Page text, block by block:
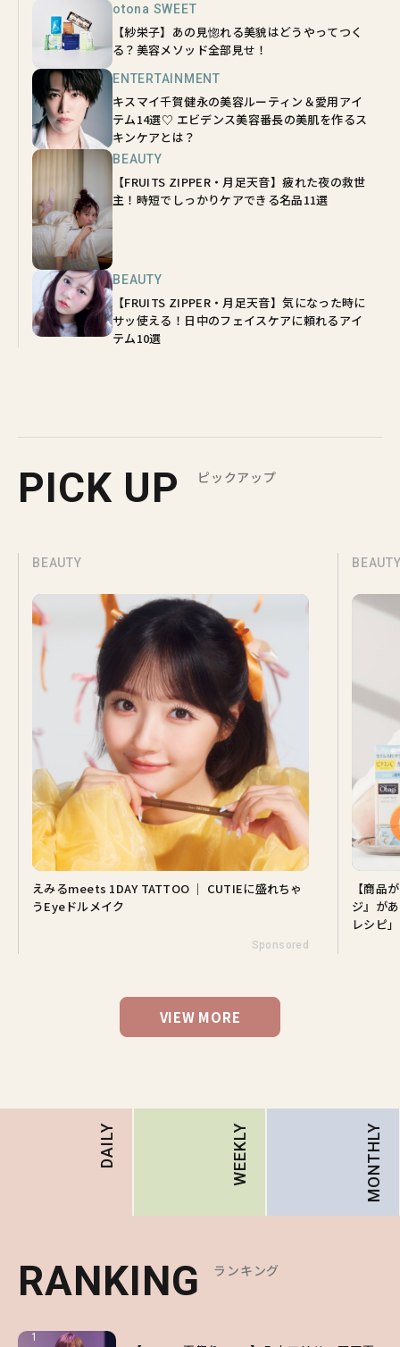
otona SWEET
【紗栄子】あの見惚れる美貌はどうやってつく
る？美容メソッド全部見せ！
ENTERTAINMENT
キスマイ千賀健永の美容ルーティン＆愛用アイ
テム14選♡ エビデンス美容番長の美肌を作るス
キンケアとは？
BEAUTY
【FRUITS ZIPPER・月足天音】疲れた夜の救世
主！時短でしっかりケアできる名品11選
BEAUTY
【FRUITS ZIPPER・月足天音】気になった時に
サッ使える！日中のフェイスケアに頼れるアイ
テム10選
PICK UP ピックアップ
BEAUTY
えみるmeets 1DAY TATTOO ｜ CUTIEに盛れちゃ
うEyeドルメイク
Sponsored
【商品
ジ』が
レシピ」
VIEW MORE
DAILY WEEKLY MONTHLY
RANKING ランキング
1
RANKING ランキング
1
RANKING ランキング
1